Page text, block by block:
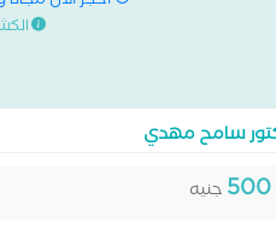
سامح مهدي
500 جنيه